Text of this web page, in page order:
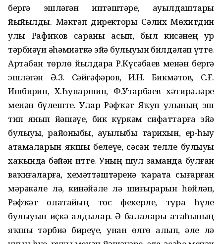
бергә эшләгән иптәштәре, ауылдаштары
йыйылды. Мәктәп директоры Сәлих Мөхитдин
улы Рафиҡов сараны асып, был кисәнең ҙур
тәрбиәүи әһәмиәткә эйә булыуын билдәләп үтте.
Артабан төрлө йылдарҙа Р.Күсәбаев менән бергә
эшләгән Ә.З. Сәйғәфәров, И.Н. Бикмәтов, С.Ғ.
Ишбирҙин, Х.Һунаршин, Ф.Утарбаев хәтирәләре
менән бүлеште. Улар Рәфҡәт Яҡуп улының эш
тип янып йәшәүе, бик күркәм сифаттарға эйә
булыуы, районыбыҙ, ауылыбыҙ тарихын, ер-һыу
атамаларын яҡшы белеүе, сәсән телле булыуы
хаҡында бәйән итте. Уның шул заманда булған
ваҡиғаларға, хеҙмәттәштәренә ҡарата сығарған
мәрәкәле лә, кинәйәле лә шиғырҙарын һөйләп,
Рәфҡәт олатайҙың тос фекерле, тура һүҙле
булыуын иҫкә алдылар. Ә балалары атаһының
яҡшы тәрбиә биреүе, унан өлгө алып, әле лә